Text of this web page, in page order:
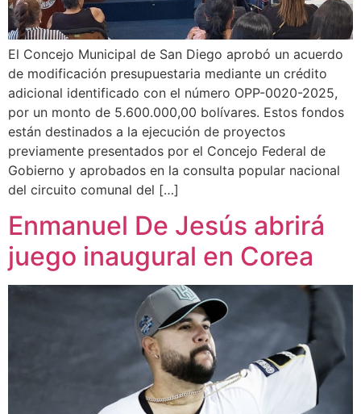
El Concejo Municipal de San Diego aprobó un acuerdo
de modificación presupuestaria mediante un crédito
adicional identificado con el número OPP-0020-2025,
por un monto de 5.600.000,00 bolívares. Estos fondos
están destinados a la ejecución de proyectos
previamente presentados por el Concejo Federal de
Gobierno y aprobados en la consulta popular nacional
del circuito comunal del […]
Enmanuel De Jesús abrirá
juego inaugural en Corea